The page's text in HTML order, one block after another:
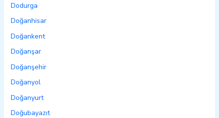
Dodurga
Doğanhisar
Doğankent
Doğanşar
Doğanşehir
Doğanyol
Doğanyurt
Doğubayazıt